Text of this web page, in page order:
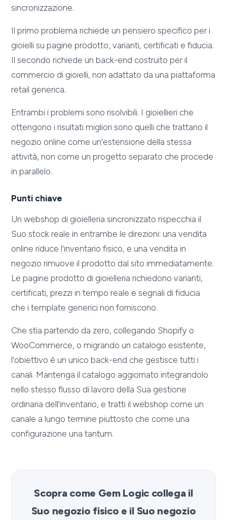
sincronizzazione.
Il primo problema richiede un pensiero specifico per i
gioielli su pagine prodotto, varianti, certificati e fiducia.
Il secondo richiede un back-end costruito per il
commercio di gioielli, non adattato da una piattaforma
retail generica.
Entrambi i problemi sono risolvibili. I gioiellieri che
ottengono i risultati migliori sono quelli che trattano il
negozio online come un'estensione della stessa
attività, non come un progetto separato che procede
in parallelo.
Punti chiave
Un webshop di gioielleria sincronizzato rispecchia il
Suo stock reale in entrambe le direzioni: una vendita
online riduce l'inventario fisico, e una vendita in
negozio rimuove il prodotto dal sito immediatamente.
Le pagine prodotto di gioielleria richiedono varianti,
certificati, prezzi in tempo reale e segnali di fiducia
che i template generici non forniscono.
Che stia partendo da zero, collegando Shopify o
WooCommerce, o migrando un catalogo esistente,
l'obiettivo è un unico back-end che gestisce tutti i
canali. Mantenga il catalogo aggiornato integrandolo
nello stesso flusso di lavoro della Sua gestione
ordinaria dell'inventario, e tratti il webshop come un
canale a lungo termine piuttosto che come una
configurazione una tantum.
Scopra come Gem Logic collega il
Suo negozio fisico e il Suo negozio